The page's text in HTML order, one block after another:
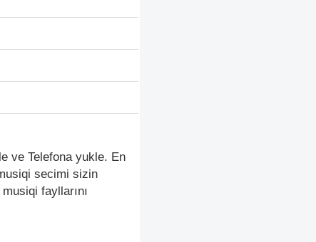
ve Telefona yukle. En
secimi sizin
fayllarını